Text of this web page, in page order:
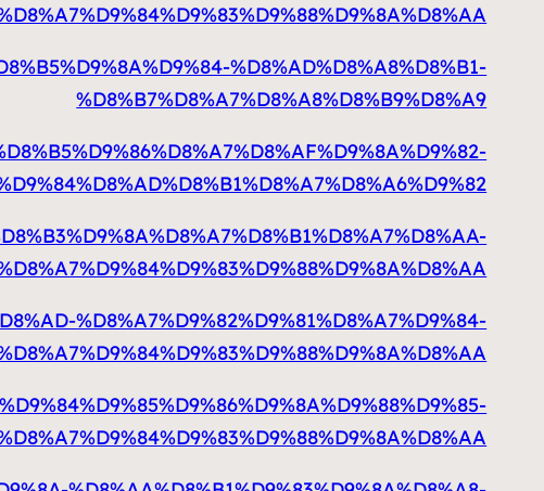
%D8%AD%D8%A8%D8%B1-
%D8%B7%D8%A7%D8%A8%D8%B9%D8%A9
%D8%A7%D9%82%D9%81%D8%A7%D9%84-